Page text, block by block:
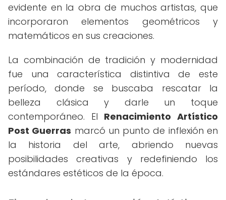
evidente en la obra de muchos artistas, que
incorporaron elementos geométricos y
matemáticos en sus creaciones.
La combinación de tradición y modernidad
fue una característica distintiva de este
período, donde se buscaba rescatar la
belleza clásica y darle un toque
contemporáneo. El Renacimiento Artístico
Post Guerras marcó un punto de inflexión en
la historia del arte, abriendo nuevas
posibilidades creativas y redefiniendo los
estándares estéticos de la época.